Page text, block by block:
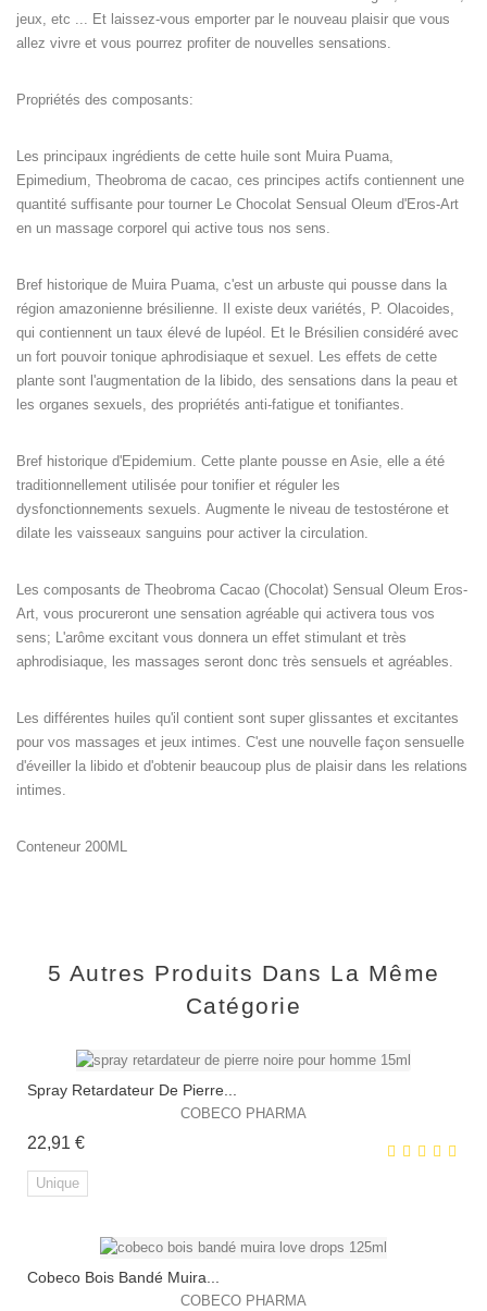
jeux, etc ... Et laissez-vous emporter par le nouveau plaisir que vous
allez vivre et vous pourrez profiter de nouvelles sensations.
Propriétés des composants:
Les principaux ingrédients de cette huile sont Muira Puama,
Epimedium, Theobroma de cacao, ces principes actifs contiennent une
quantité suffisante pour tourner Le Chocolat Sensual Oleum d'Eros-Art
en un massage corporel qui active tous nos sens.
Bref historique de Muira Puama, c'est un arbuste qui pousse dans la
région amazonienne brésilienne. Il existe deux variétés, P. Olacoides,
qui contiennent un taux élevé de lupéol. Et le Brésilien considéré avec
un fort pouvoir tonique aphrodisiaque et sexuel. Les effets de cette
plante sont l'augmentation de la libido, des sensations dans la peau et
les organes sexuels, des propriétés anti-fatigue et tonifiantes.
Bref historique d'Epidemium. Cette plante pousse en Asie, elle a été
traditionnellement utilisée pour tonifier et réguler les
dysfonctionnements sexuels. Augmente le niveau de testostérone et
dilate les vaisseaux sanguins pour activer la circulation.
Les composants de Theobroma Cacao (Chocolat) Sensual Oleum Eros-
Art, vous procureront une sensation agréable qui activera tous vos
sens; L'arôme excitant vous donnera un effet stimulant et très
aphrodisiaque, les massages seront donc très sensuels et agréables.
Les différentes huiles qu'il contient sont super glissantes et excitantes
pour vos massages et jeux intimes. C'est une nouvelle façon sensuelle
d'éveiller la libido et d'obtenir beaucoup plus de plaisir dans les relations
intimes.
Conteneur 200ML
5 Autres Produits Dans La Même
Catégorie
EXCLUSIVITÉ WEB !
Spray Retardateur De Pierre...
COBECO PHARMA
22,91 €Prix
Unique
Cobeco Bois Bandé Muira...
COBECO PHARMA